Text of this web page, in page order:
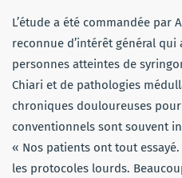
L’étude a été commandée par
reconnue d’intérêt général qui
personnes atteintes de
Chiari et de pathologies
chroniques douloureuses
conventionnels sont souvent
« Nos patients ont tout
les protocoles lourds.